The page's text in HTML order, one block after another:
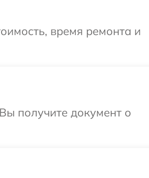
время ремонта и
получите документ о